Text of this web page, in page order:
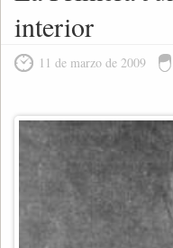
interior
11 de marzo de 2009